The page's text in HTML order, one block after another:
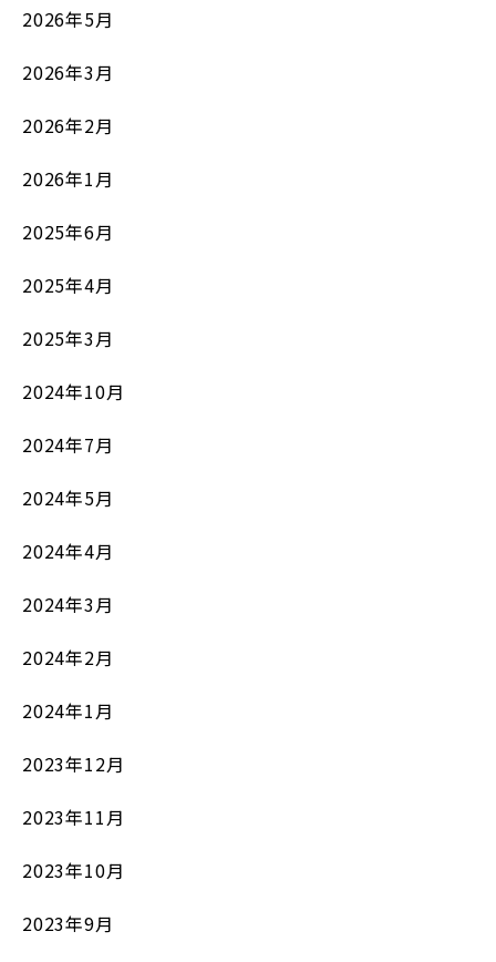
2026年5月
2026年3月
2026年2月
2026年1月
2025年6月
2025年4月
2025年3月
2024年10月
2024年7月
2024年5月
2024年4月
2024年3月
2024年2月
2024年1月
2023年12月
2023年11月
2023年10月
2023年9月